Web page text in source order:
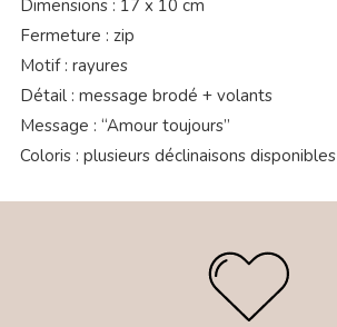
Dimensions : 17 x 10 cm
Fermeture : zip
Motif : rayures
Détail : message brodé + volants
Message : “Amour toujours”
Coloris : plusieurs déclinaisons disponibles